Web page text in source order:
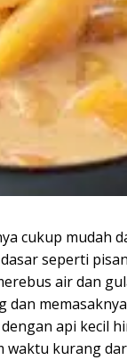
cukup mudah
seperti
air dan
api kecil
waktu kurang